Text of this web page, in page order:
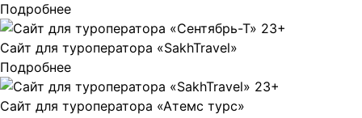
Подробнее
Сайт для туроператора «SakhTravel»
Подробнее
Сайт для туроператора «Атемс турс»